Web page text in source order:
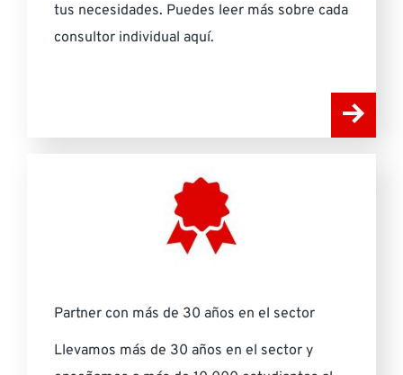
tus necesidades. Puedes leer más sobre cada
consultor individual aquí.
Partner con más de 30 años en el sector
Llevamos más de 30 años en el sector y